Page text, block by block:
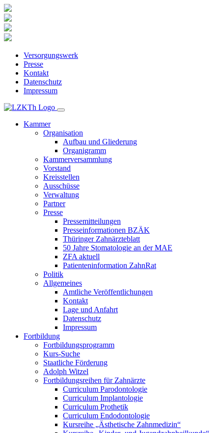
Versorgungswerk
Presse
Kontakt
Datenschutz
Impressum
Kammer
Organisation
Aufbau und Gliederung
Organigramm
Kammerversammlung
Vorstand
Kreisstellen
Ausschüsse
Verwaltung
Partner
Presse
Pressemitteilungen
Presseinformationen BZÄK
Thüringer Zahnärzteblatt
50 Jahre Stomatologie an der MAE
ZFA aktuell
Patienteninformation ZahnRat
Politik
Allgemeines
Amtliche Veröffentlichungen
Kontakt
Lage und Anfahrt
Datenschutz
Impressum
Fortbildung
Fortbildungsprogramm
Kurs-Suche
Staatliche Förderung
Adolph Witzel
Fortbildungsreihen für Zahnärzte
Curriculum Parodontologie
Curriculum Implantologie
Curriculum Prothetik
Curriculum Endodontologie
Kursreihe „Ästhetische Zahnmedizin“